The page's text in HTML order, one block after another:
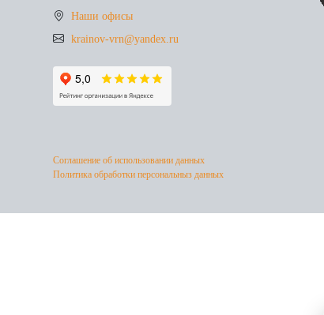
Наши офисы
krainov-vrn@yandex.ru
Соглашение об использовании данных
Политика обработки персональныз данных